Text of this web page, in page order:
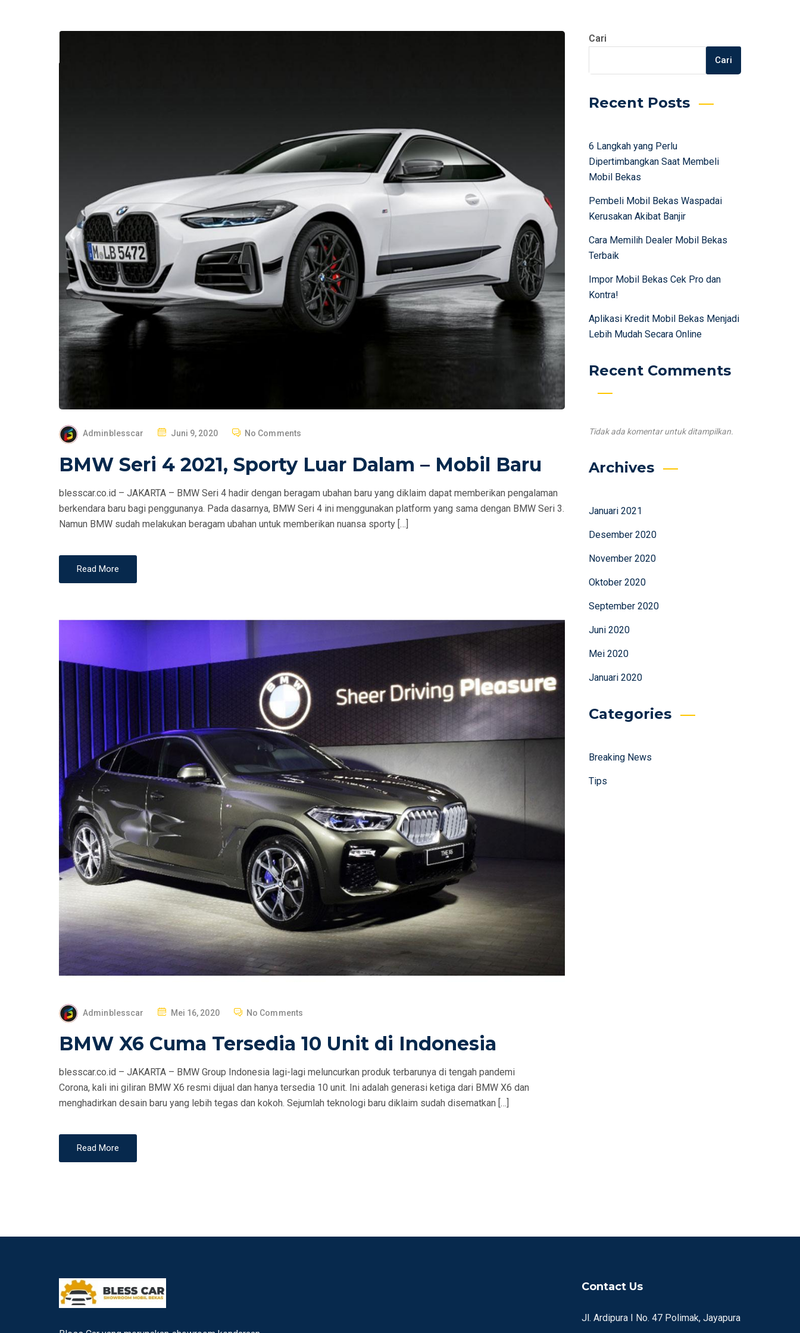
Adminblesscar
S
E
D
O
Juni 9, 2020 No Comments
BMW Seri 4 2021, Sporty Luar Dalam – Mobil Baru
blesscar.co.id – JAKARTA – BMW Seri 4 hadir dengan beragam ubahan baru yang diklaim dapat memberikan pengalaman
berkendara baru bagi penggunanya. Pada dasarnya, BMW Seri 4 ini menggunakan platform yang sama dengan BMW Seri 3.
Namun BMW sudah melakukan beragam ubahan untuk memberikan nuansa sporty […]
Read More
Adminblesscar
P
S
E
D
O
Mei 16, 2020 No Comments
BMW X6 Cuma Tersedia 10 Unit di Indonesia
blesscar.co.id – JAKARTA – BMW Group Indonesia lagi-lagi meluncurkan produk terbarunya di tengah pandemi
Corona, kali ini giliran BMW X6 resmi dijual dan hanya tersedia 10 unit. Ini adalah generasi ketiga dari BMW X6 dan
menghadirkan desain baru yang lebih tegas dan kokoh. Sejumlah teknologi baru diklaim sudah disematkan […]
Read More
Cari
Cari
Recent Posts
6 Langkah yang Perlu
Dipertimbangkan Saat Membeli
Mobil Bekas
Pembeli Mobil Bekas Waspadai
Kerusakan Akibat Banjir
Cara Memilih Dealer Mobil Bekas
Terbaik
Impor Mobil Bekas Cek Pro dan
Kontra!
Aplikasi Kredit Mobil Bekas Menjadi
Lebih Mudah Secara Online
Recent Comments
Tidak ada komentar untuk ditampilkan.
Archives
Januari 2021
Desember 2020
November 2020
Oktober 2020
September 2020
Juni 2020
Mei 2020
Januari 2020
Categories
Breaking News
Tips
Contact Us
Jl. Ardipura I No. 47 Polimak, Jayapura